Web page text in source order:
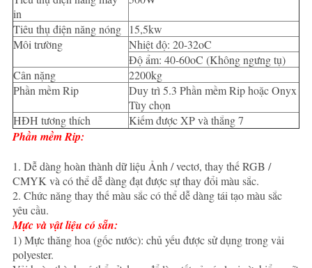
in
Tiêu thụ điện năng nóng
15,5kw
Môi trường
Nhiệt độ: 20-32oC
Độ ẩm: 40-60oC (Không ngưng tụ)
Cân nặng
2200kg
Phần mềm Rip
Duy trì 5.3 Phần mềm Rip hoặc Onyx
Tùy chọn
HĐH tương thích
Kiếm được XP và thắng 7
Phần mềm Rip:
1. Dễ dàng hoàn thành dữ liệu Ảnh / vectơ, thay thế RGB /
CMYK và có thể dễ dàng đạt được sự thay đổi màu sắc.
2. Chức năng thay thế màu sắc có thể dễ dàng tái tạo màu sắc
yêu cầu.
Mực và vật liệu có sẵn:
1) Mực thăng hoa (gốc nước): chủ yếu được sử dụng trong vải
polyester.